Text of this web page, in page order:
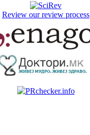
Review our review process